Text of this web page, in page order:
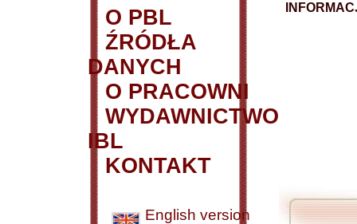
O PBL
ŹRÓDŁA
DANYCH
O PRACOWNI
WYDAWNICTWO
IBL
KONTAKT
English version